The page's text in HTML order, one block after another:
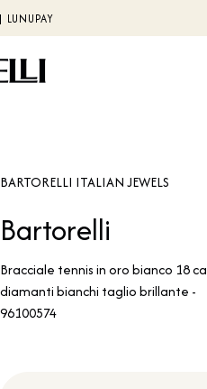
BARTORELLI ITALIAN JEWELS
Bartorelli
Bracciale tennis in oro bianco 18
diamanti bianchi taglio brillante -
96100574